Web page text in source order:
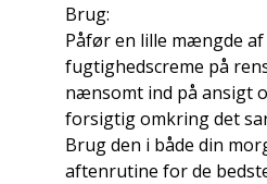
Brug:
Påfør en lille mængde af
fugtighedscreme på
nænsomt ind på ansigt
forsigtig omkring det
Brug den i både din
aftenrutine for de